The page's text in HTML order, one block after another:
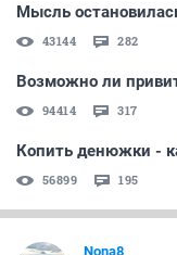
Мысль
43144 282
Возможно ли
94414 317
Копить денюжки -
56899 195
Nona8